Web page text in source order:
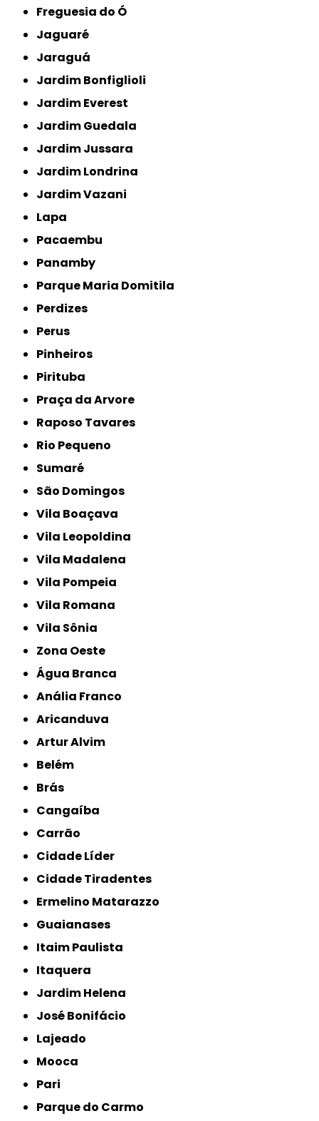
Freguesia do Ó
Jaguaré
Jaraguá
Jardim Bonfiglioli
Jardim Everest
Jardim Guedala
Jardim Jussara
Jardim Londrina
Jardim Vazani
Lapa
Pacaembu
Panamby
Parque Maria Domitila
Perdizes
Perus
Pinheiros
Pirituba
Praça da Arvore
Raposo Tavares
Rio Pequeno
Sumaré
São Domingos
Vila Boaçava
Vila Leopoldina
Vila Madalena
Vila Pompeia
Vila Romana
Vila Sônia
Zona Oeste
Água Branca
Anália Franco
Aricanduva
Artur Alvim
Belém
Brás
Cangaíba
Carrão
Cidade Líder
Cidade Tiradentes
Ermelino Matarazzo
Guaianases
Itaim Paulista
Itaquera
Jardim Helena
José Bonifácio
Lajeado
Mooca
Pari
Parque do Carmo